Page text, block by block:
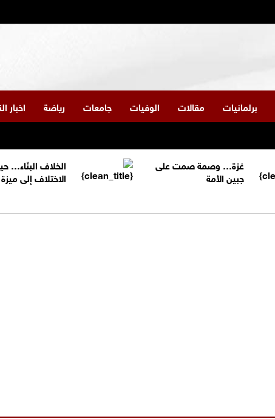
برلمانيات مقالات الوفيات جامعات رياضة اخبار
غزة… وصمة صمت على
جبين الأمة
الخلاف البنّاء…
الاختلاف إلى